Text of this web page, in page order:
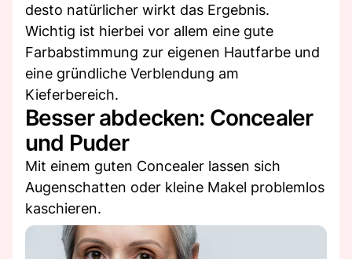
desto natürlicher wirkt das Ergebnis.
Wichtig ist hierbei vor allem eine gute
Farbabstimmung zur eigenen Hautfarbe und
eine gründliche Verblendung am
Kieferbereich.
Besser abdecken: Concealer
und Puder
Mit einem guten Concealer lassen sich
Augenschatten oder kleine Makel problemlos
kaschieren.